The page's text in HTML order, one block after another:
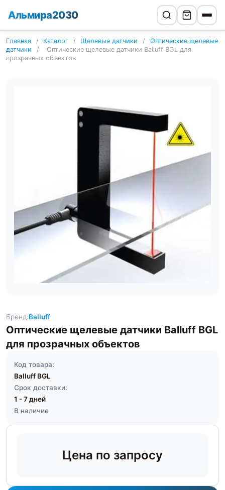
Альмира2030
Главная / Каталог / Щелевые датчики /
Оптические щелевые
датчики
/
Оптические щелевые датчики Balluff BGL для
прозрачных объектов
Бренд:Balluff
Оптические щелевые датчики Balluff BGL
для прозрачных объектов
Код товара:
Balluff BGL
Срок доставки:
1 - 7 дней
В наличие
Цена по запросу